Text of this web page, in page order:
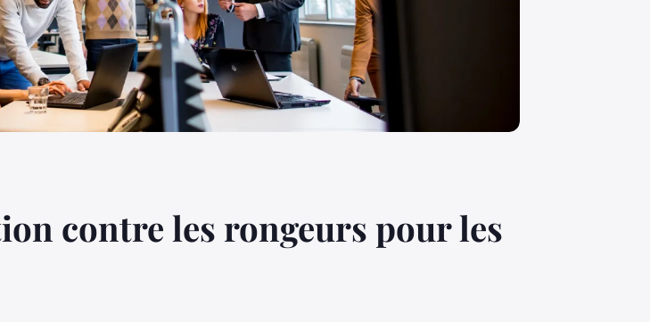
contre les rongeurs pour les